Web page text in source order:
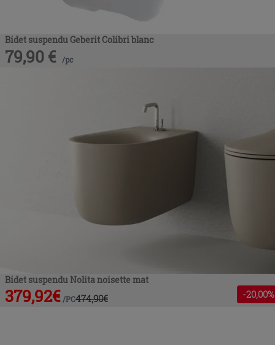
Bidet suspendu Geberit Colibri blanc
79,90 € /pc
Bidet suspendu Nolita noisette mat
379,92€ /PC474,90€ -20,00%